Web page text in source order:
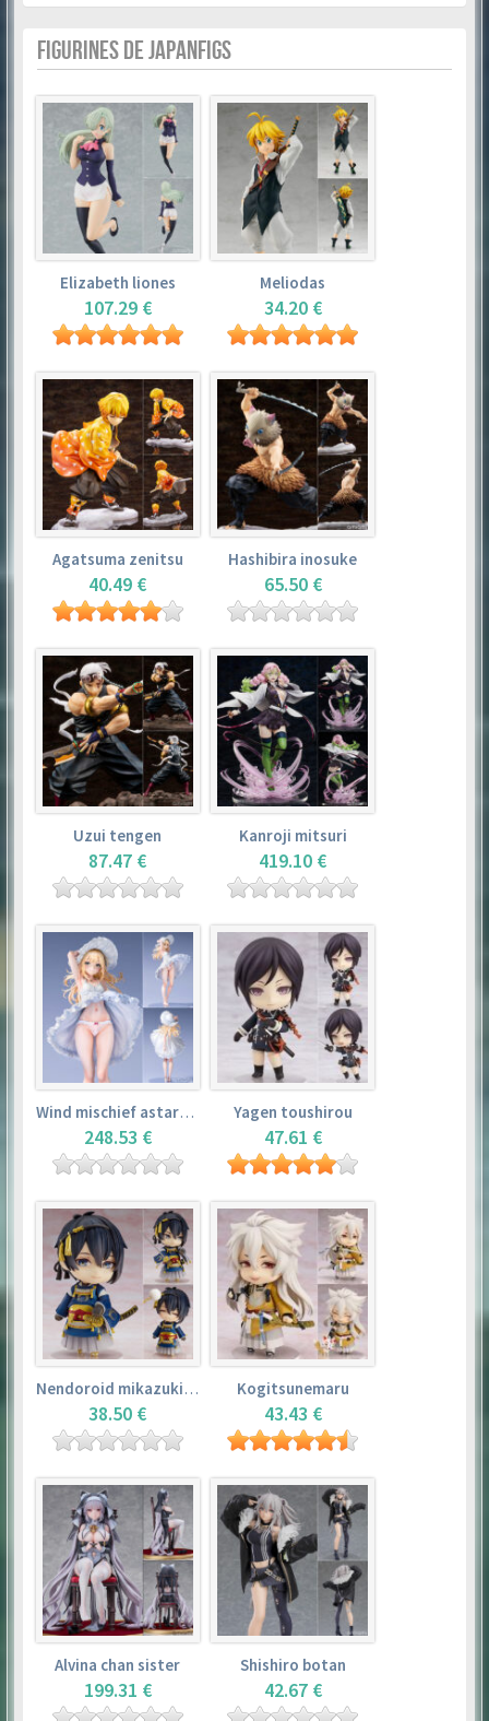
FIGURINES DE JAPANFIGS
Elizabeth liones
107.29 €
Meliodas
34.20 €
Agatsuma zenitsu
40.49 €
Hashibira inosuke
65.50 €
Uzui tengen
87.47 €
Kanroji mitsuri
419.10 €
Wind mischief astarotte
248.53 €
Yagen toushirou
47.61 €
Nendoroid mikazuki munechika
38.50 €
Kogitsunemaru
43.43 €
Alvina chan sister
199.31 €
Shishiro botan
42.67 €